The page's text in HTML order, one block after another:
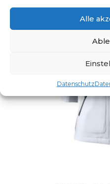
Alle
Datenschutz